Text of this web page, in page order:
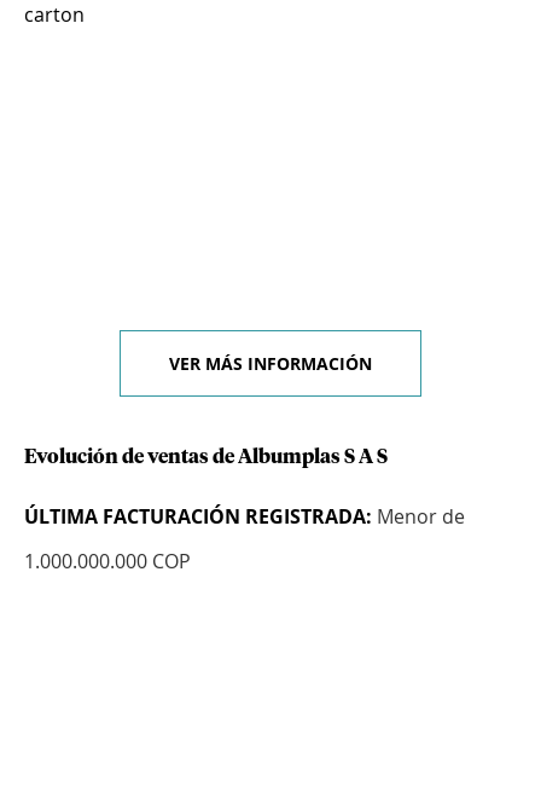
carton
VER MÁS INFORMACIÓN
Evolución de ventas de Albumplas S A S
ÚLTIMA FACTURACIÓN REGISTRADA: Menor de
1.000.000.000 COP